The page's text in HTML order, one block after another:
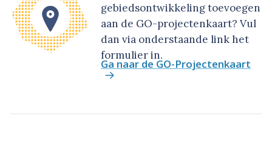
gebiedsontwikkeling toevoegen
aan de GO-projectenkaart? Vul
dan via onderstaande link het
formulier in.
Ga naar de GO-Projectenkaart